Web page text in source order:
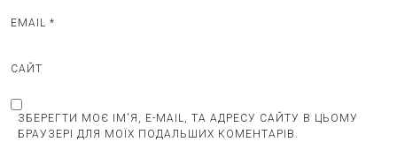
EMAIL *
САЙТ
ЗБЕРЕГТИ МОЄ ІМ'Я, E-MAIL, ТА АДРЕСУ САЙТУ В ЦЬОМУ
БРАУЗЕРІ ДЛЯ МОЇХ ПОДАЛЬШИХ КОМЕНТАРІВ.